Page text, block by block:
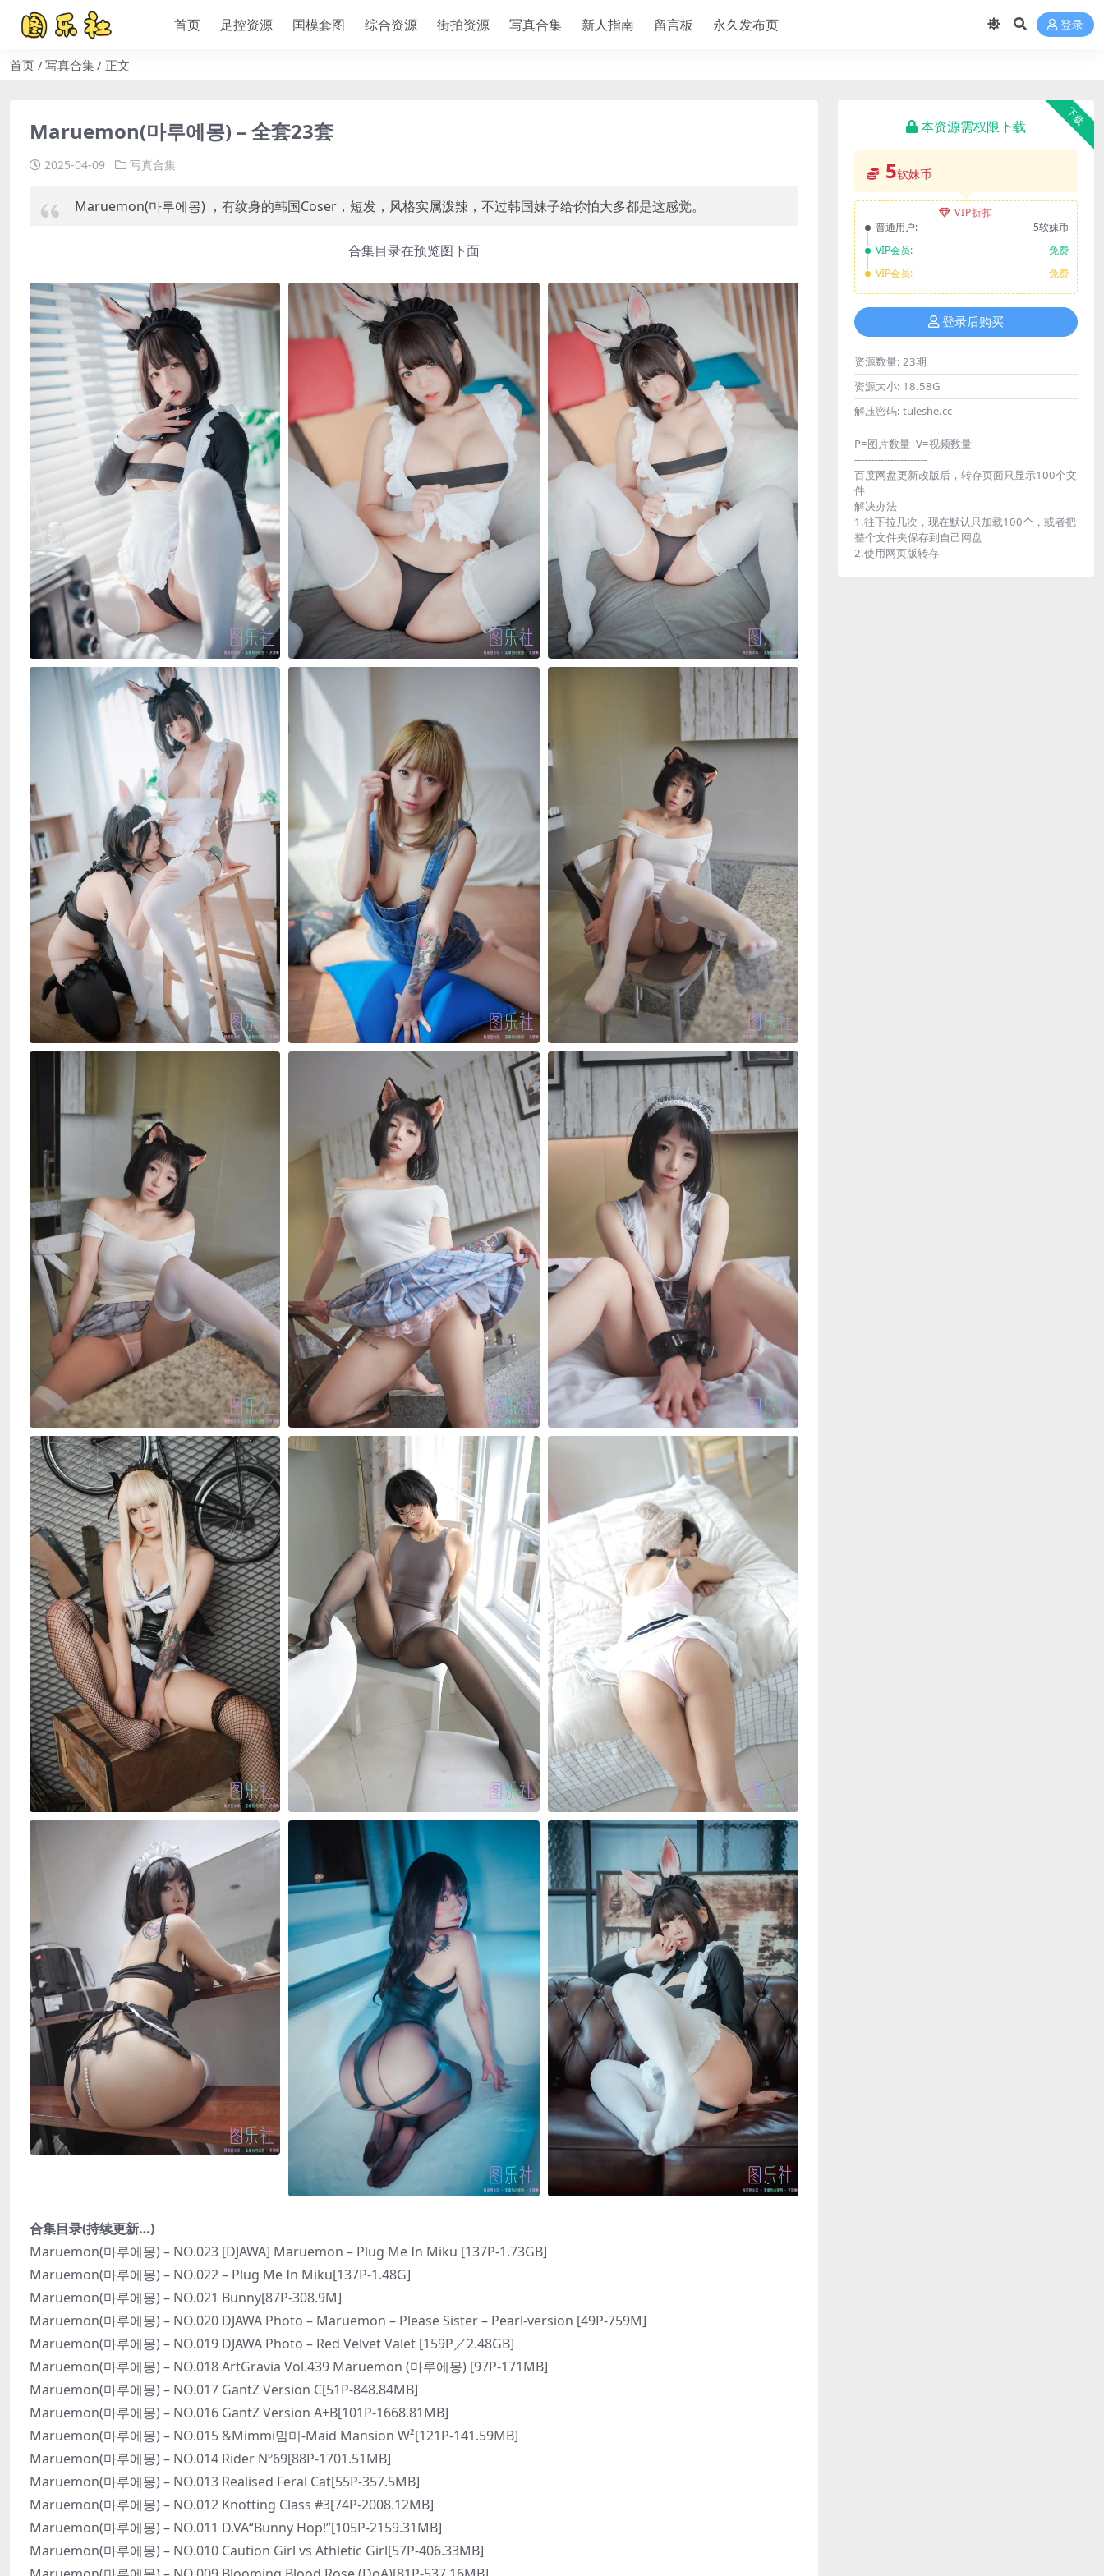
首页 足控资源 国模套图 综合资源 街拍资源 写真合集 新人指南 留言板 永久发布页 登录
首页 写真合集 正文
Maruemon(마루에몽) – 全套23套
2025-04-09 写真合集
Maruemon(마루에몽) ，有纹身的韩国Coser，短发，风格实属泼辣，不过韩国妹子给你怕大多都是这感觉。
合集目录在预览图下面
合集目录(持续更新…)
Maruemon(마루에몽) – NO.023 [DJAWA] Maruemon – Plug Me In Miku [137P-1.73GB]
Maruemon(마루에몽) – NO.022 – Plug Me In Miku[137P-1.48G]
Maruemon(마루에몽) – NO.021 Bunny[87P-308.9M]
Maruemon(마루에몽) – NO.020 DJAWA Photo – Maruemon – Please Sister – Pearl-version [49P-759M]
Maruemon(마루에몽) – NO.019 DJAWA Photo – Red Velvet Valet [159P／2.48GB]
Maruemon(마루에몽) – NO.018 ArtGravia Vol.439 Maruemon (마루에몽) [97P-171MB]
Maruemon(마루에몽) – NO.017 GantZ Version C[51P-848.84MB]
Maruemon(마루에몽) – NO.016 GantZ Version A+B[101P-1668.81MB]
Maruemon(마루에몽) – NO.015 &Mimmi밈미-Maid Mansion W²[121P-141.59MB]
Maruemon(마루에몽) – NO.014 Rider Nº69[88P-1701.51MB]
Maruemon(마루에몽) – NO.013 Realised Feral Cat[55P-357.5MB]
Maruemon(마루에몽) – NO.012 Knotting Class #3[74P-2008.12MB]
Maruemon(마루에몽) – NO.011 D.VA“Bunny Hop!”[105P-2159.31MB]
Maruemon(마루에몽) – NO.010 Caution Girl vs Athletic Girl[57P-406.33MB]
下载
本资源需权限下载
5软妹币
VIP折扣
普通用户:
5软妹币
VIP会员:
免费
VIP会员:
免费
登录后购买
资源数量: 23期
资源大小: 18.58G
解压密码: tuleshe.cc
P=图片数量|V=视频数量
----------------------
百度网盘更新改版后，转存页面只显示100个文
件
解决办法
1.往下拉几次，现在默认只加载100个，或者把
整个文件夹保存到自己网盘
2.使用网页版转存